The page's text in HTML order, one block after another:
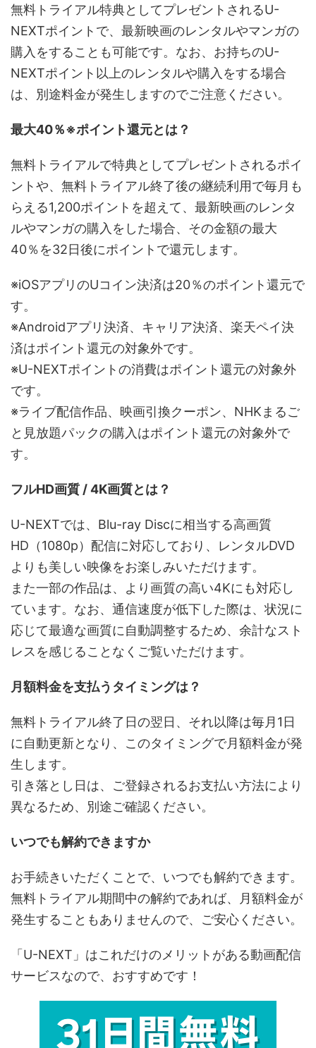
無料トライアル特典としてプレゼントされるU-
NEXTポイントで、最新映画のレンタルやマンガの
購入をすることも可能です。なお、お持ちのU-
NEXTポイント以上のレンタルや購入をする場合
は、別途料金が発生しますのでご注意ください。
最大40％※ポイント還元とは？
無料トライアルで特典としてプレゼントされるポイ
ントや、無料トライアル終了後の継続利用で毎月も
らえる1,200ポイントを超えて、最新映画のレンタ
ルやマンガの購入をした場合、その金額の最大
40％を32日後にポイントで還元します。
※iOSアプリのUコイン決済は20％のポイント還元で
す。
※Androidアプリ決済、キャリア決済、楽天ペイ決
済はポイント還元の対象外です。
※U-NEXTポイントの消費はポイント還元の対象外
です。
※ライブ配信作品、映画引換クーポン、NHKまるご
と見放題パックの購入はポイント還元の対象外で
す。
フルHD画質 / 4K画質とは？
U-NEXTでは、Blu-ray Discに相当する高画質
HD（1080p）配信に対応しており、レンタルDVD
よりも美しい映像をお楽しみいただけます。
また一部の作品は、より画質の高い4Kにも対応し
ています。なお、通信速度が低下した際は、状況に
応じて最適な画質に自動調整するため、余計なスト
レスを感じることなくご覧いただけます。
月額料金を支払うタイミングは？
無料トライアル終了日の翌日、それ以降は毎月1日
に自動更新となり、このタイミングで月額料金が発
生します。
引き落とし日は、ご登録されるお支払い方法により
異なるため、別途ご確認ください。
いつでも解約できますか
お手続きいただくことで、いつでも解約できます。
無料トライアル期間中の解約であれば、月額料金が
発生することもありませんので、ご安心ください。
「U-NEXT」はこれだけのメリットがある動画配信
サービスなので、おすすめです！